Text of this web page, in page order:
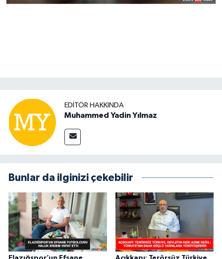
EDITÖR HAKKINDA
Muhammed Yadin Yılmaz
Bunlar da ilginizi çekebilir